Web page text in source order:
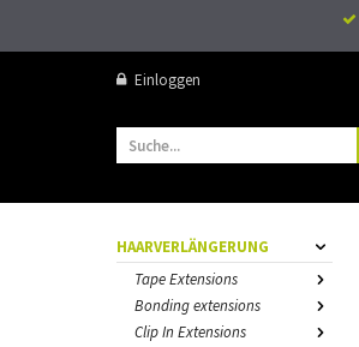
Einloggen
HAARVERLÄNGERUNG
Tape Extensions
Bonding extensions
Clip In Extensions